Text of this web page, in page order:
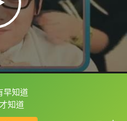
早知道
知道
直接查字典喔！